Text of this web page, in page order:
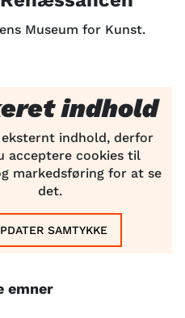
Museum for Kunst.
indhold
indhold, derfor
acceptere cookies til
markedsføring for at se
det.
SAMTYKKE
emner